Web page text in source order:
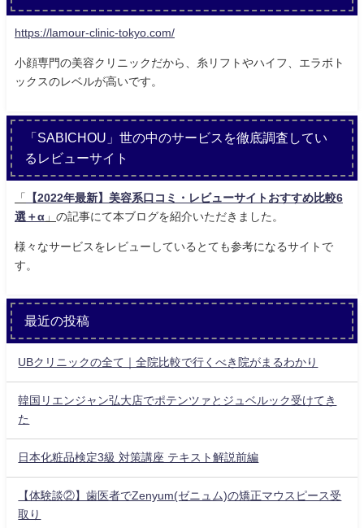
https://lamour-clinic-tokyo.com/
小顔専門の美容クリニックだから、糸リフトやハイフ、エラボト
ックスのレベルが高いです。
「SABICHOU」世の中のサービスを徹底調査してい
るレビューサイト
「
【2022年最新】美容系口コミ・レビューサイトおすすめ比較6
選＋α 」 の記事にて本ブログを紹介いただきました。
様々なサービスをレビューしているとても参考になるサイトで
す。
最近の投稿
UBクリニックの全て｜全院比較で行くべき院がまるわかり
韓国リエンジャン弘大店でポテンツァとジュベルック受けてき
た
日本化粧品検定3級 対策講座 テキスト解説前編
【体験談②】歯医者でZenyum(ゼニュム)の矯正マウスピース受
取り